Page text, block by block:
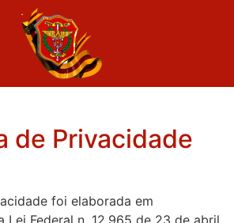
de Privacidade
foi elaborada em
Lei Federal n. 12.965 de 23 de abril